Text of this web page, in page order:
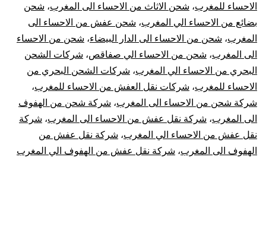
الي
المغرب
|
نقل
عفش
من
الاحساء للمغرب، شحن الاثاث من الاحساء الى المغرب، شحن
بضائع من الاحساء الي المغرب، شحن عفش من الاحساء الى
المغرب، شحن من الاحساء الى الدار البيضاء، شحن من الاحساء
الى المغرب، شحن من الاحساء الي صفاقص، شركات الشحن
البحري من الاحساء الي المغرب، شركات الشحن البحري من
الاحساء للمغرب، شركات نقل العفش من الاحساء للمغرب،
شركة شحن من الاحساء الى المغرب، شركة شحن من الهفوف
الى المغرب، شركة نقل عفش من الاحساء الى المغرب، شركة
نقل عفش من الاحساء الي المغرب، شركة نقل عفش من
الهفوف الى المغرب، شركة نقل عفش من الهفوف الي المغرب